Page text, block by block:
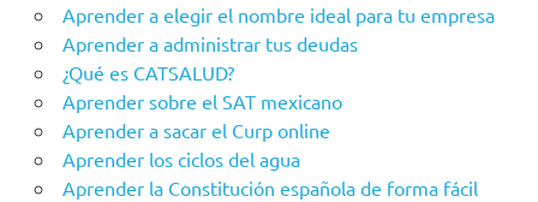
Aprender a elegir el nombre ideal para tu empresa
Aprender a administrar tus deudas
¿Qué es CATSALUD?
Aprender sobre el SAT mexicano
Aprender a sacar el Curp online
Aprender los ciclos del agua
Aprender la Constitución española de forma fácil